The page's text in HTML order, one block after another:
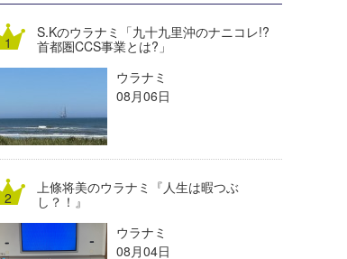
熊谷素子
植村未来
大野”MAR”修聖
喜納海人
ECE
H
KID
KOBU
KY
S.Kのウラナミ「九十九里沖のナニコレ!?
首都圏CCS事業とは?」
ウラナミ
08月06日
上條将美のウラナミ『人生は暇つぶ
し？！』
ウラナミ
08月04日